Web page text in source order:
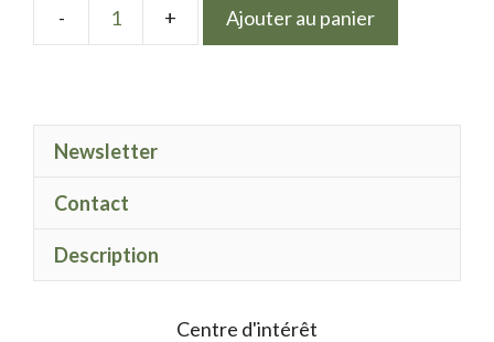
quantité
effet
Ajouter au panier
Newsletter
Contact
Description
Centre d'intérêt